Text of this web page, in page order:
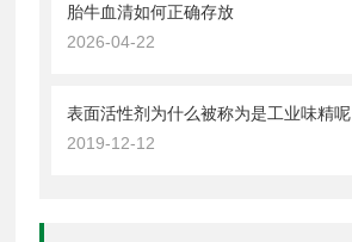
胎牛血清如何正确存放
2026-04-22
表面活性剂为什么被称为是工业味精呢
2019-12-12